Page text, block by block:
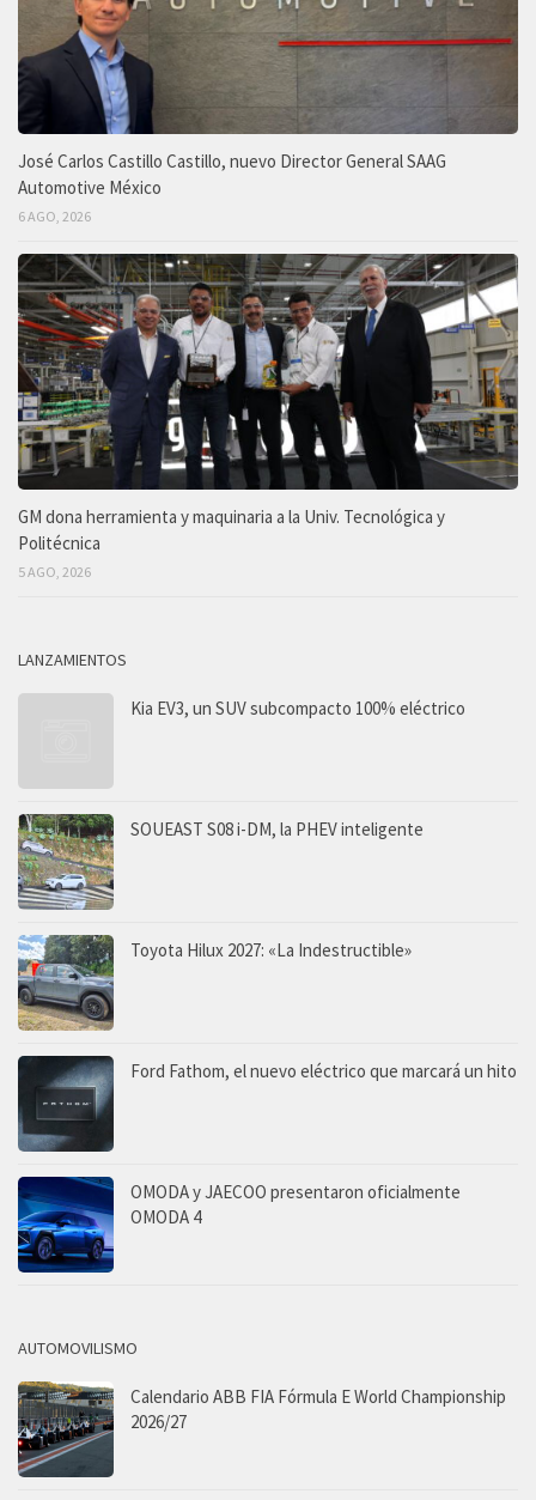
José Carlos Castillo Castillo, nuevo Director General SAAG
Automotive México
6 AGO, 2026
GM dona herramienta y maquinaria a la Univ. Tecnológica y
Politécnica
5 AGO, 2026
LANZAMIENTOS
Kia EV3, un SUV subcompacto 100% eléctrico
SOUEAST S08 i-DM, la PHEV inteligente
Toyota Hilux 2027: «La Indestructible»
Ford Fathom, el nuevo eléctrico que marcará un hito
OMODA y JAECOO presentaron oficialmente
OMODA 4
AUTOMOVILISMO
Calendario ABB FIA Fórmula E World Championship
2026/27